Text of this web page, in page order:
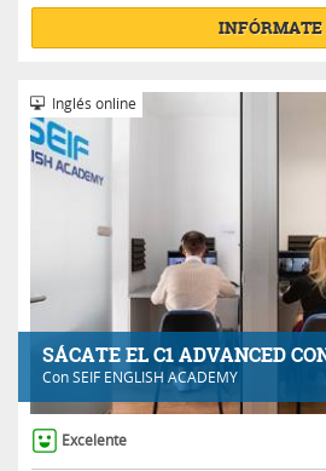
INFÓRMATE
SÁCATE EL C1 ADVANCED
ConSEIF ENGLISH ACADEMY
Inglés online
Excelente